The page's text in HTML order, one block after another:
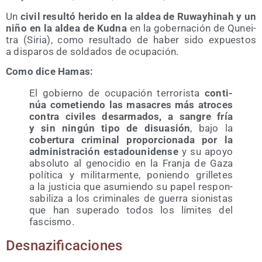
Un civil resul­tó heri­do en la aldea de Ruwayhi­nah y un
niño en la aldea de Kud­naen la gober­na­ción de Qunei­
tra (Siria), como resul­ta­do de haber sido expues­tos
a dis­pa­ros de sol­da­dos de ocupación.
Como dice Hamas:
El gobierno de ocu­pa­ción terro­ris­ta con­ti­
núa come­tien­do las masa­cres más atro­ces
con­tra civi­les des­ar­ma­dos, a san­gre fría
y sin nin­gún tipo de disua­sión, bajo la
cober­tu­ra cri­mi­nal pro­por­cio­na­da por la
admi­nis­tra­ción esta­dou­ni­den­sey su apo­yo
abso­lu­to al geno­ci­dio en la Fran­ja de Gaza
polí­ti­ca y mili­tar­men­te, ponien­do gri­lle­tes
a la jus­ti­cia que asu­mien­do su papel res­pon­
sa­bi­li­za a los cri­mi­na­les de gue­rra sio­nis­tas
que han supe­ra­do todos los lími­tes del
fascismo.
Des­na­zi­fi­ca­cio­nes